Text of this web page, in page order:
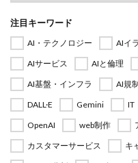
注目キーワード
AI・テクノロジー AIイ
AIサービス
AIと倫理
AI基盤・インフラ
AI規
DALL·E
Gemini IT
OpenAI
web制作
カスタマーサービス
キ